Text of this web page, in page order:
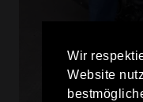
Wir
Website